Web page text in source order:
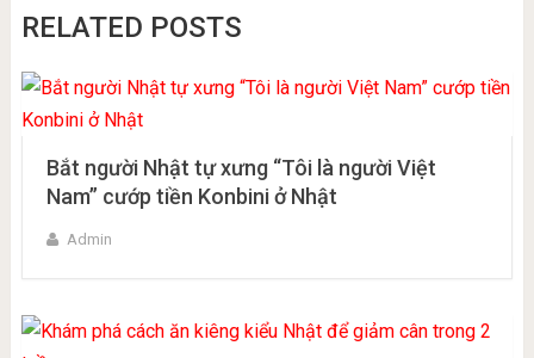
RELATED POSTS
Bắt người Nhật tự xưng “Tôi là người Việt
Nam” cướp tiền Konbini ở Nhật
Admin